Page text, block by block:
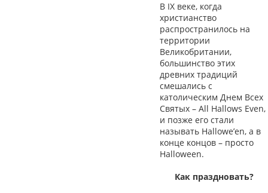
В IX веке, когда
христианство
распространилось на
территории
Великобритании,
большинство этих
древних традиций
смешались с
католическим Днем Всех
Святых – All Hallows Even,
и позже его стали
называть Hallowe’en, а в
конце концов – просто
Halloween.
Как праздновать?